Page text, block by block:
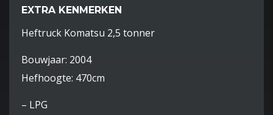
EXTRA KENMERKEN
Heftruck Komatsu 2,5 tonner
Bouwjaar: 2004
Hefhoogte: 470cm
– LPG